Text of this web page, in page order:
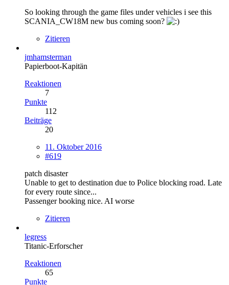
So looking through the game files under vehicles i see this
SCANIA_CW18M new bus coming soon?
Zitieren
jmhamsterman
Papierboot-Kapitän
Reaktionen
7
Punkte
112
Beiträge
20
11. Oktober 2016
#619
patch disaster
Unable to get to destination due to Police blocking road. Late
for every route since...
Passenger booking nice. AI worse
Zitieren
legress
Titanic-Erforscher
Reaktionen
65
Punkte